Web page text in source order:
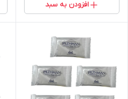
افزودن به سبد